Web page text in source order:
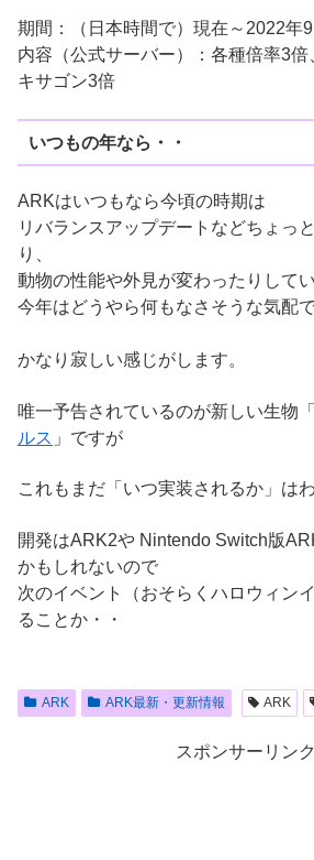
期間：（日本時間で）現在～2022年
内容（公式サーバー）：各種倍率3
キサゴン3倍
いつもの年なら・・
ARKはいつもなら今頃の時期は
リバランスアップデートなどちょっ
り、
動物の性能や外見が変わったりして
今年はどうやら何もなさそうな気配で
かなり寂しい感じがします。
唯一予告されているのが新しい生物「
ルス 」ですが
これもまだ「いつ実装されるか」は
開発はARK2や Nintendo Switch版
かもしれないので
次のイベント（おそらくハロウィン
ることか・・
ARK ARK最新・更新情報 ARK
スポンサーリンク